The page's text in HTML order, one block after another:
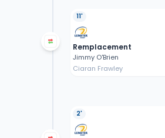
11'
Remplacement
Jimmy O'Brien
Ciaran Frawley
2'